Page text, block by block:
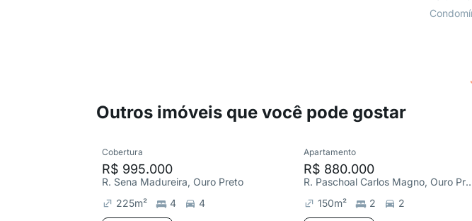
Outros imóveis que você pode gostar
Cobertura
R$ 995.000
R. Sena Madureira, Ouro Preto
225m² 4 4
Apartamento
R$ 880.000
R. Paschoal Carlos
150m² 2 2